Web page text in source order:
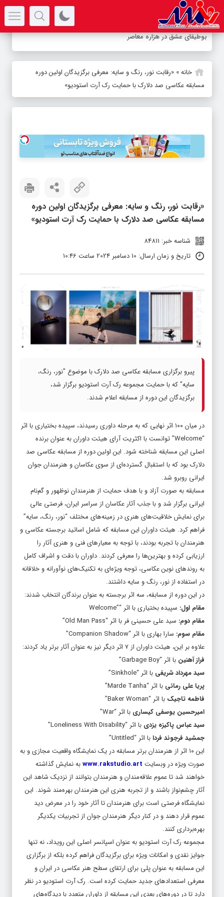
-
خانه» «رقابت نور، رنگ و سایه: معرفی برگزیدگان اولین دوره
مسابقه عکاسی صد دلارک با حمایت رک آرت استودیو»
«رقابت نور، رنگ و سایه: معرفی برگزیدگان اولین دوره
مسابقه عکاسی صد دلارک با حمایت رک آرت استودیو»
شناسه خبر: 84811
تاریخ و زمان ارسال: 10 دسامبر 2024 ساعت 10:46
پیرو برگزاری مسابقه عکاسی صد دلارک با موضوع "نور، رنگ،
سایه" که با حمایت مجموعه رک آرت استودیو برگزار شد،
برگزیدگان این دوره از مسابقه اعلام شدند.
در میان ۱۰۰ اثر نهایی که به مرحله داوری رسیدند، سپیده بختیاری با اثر
“Welcome” توانست با اکثریت آرای هیئت داوران به عنوان برنده
اصلی این مسابقه شناخته شود. این اولین دوره از مسابقه عکاسی صد
دلارک بود که با استقبال گسترده‌ای از سوی عکاسان و هنرمندان جوان
ایرانی روبرو شد.
مسابقه به صورت آزاد و با هدف حمایت از هنرمندان نوظهور و گم‌نام
ایرانی برگزار شد و با جذب آثار عکاسان از سراسر ایران، فرصتی عالی
برای نمایش خلاقیت‌های هنری در زمینه‌های مختلف “نور، رنگ، سایه”
فراهم کرد. هیئت داوران این مسابقه که شامل اساتید برجسته عکاسی و
هنرمندان با تجربه بودند، با توجه به معیارهای فنی و هنری آثار را
ارزیابی کرده و بهترین‌ها را معرفی کردند. داوران با دقت و اشراف کامل
به روندهای نوین عکاسی، توجه ویژه‌ای به تکنیک‌های نوآورانه و خلاقانه
در استفاده از نور، رنگ و سایه داشتند.
در این دوره از مسابقه، سه اثر برجسته به عنوان برندگان انتخاب شدند:
مقام اول: سپیده بختیاری با اثر “”Welcome
مقام دوم: سید علی حسینی فر با اثر “Old Man Pass”
مقام سوم: سارا بهاری با اثر “Companion Shadow”
علاوه بر این، هیئت داوران از ۷ اثر دیگر نیز به عنوان آثار برتر یاد کردند:
فراز آهنین با اثر “Garbage Boy”
سید مهرداد شریفی با اثر “Sinkhole”
پریا علی رمائی با اثر “Marde Tanha”
فاطمه تاجیک با اثر “Baker Woman”
امیرحسین یوسفی کیساری با اثر “War”
سید عباس پاکیزه یزدی با اثر “Loneliness With Disability”
جمشید فرجوند فردابا اثر “Untitled”
این ۱۰ اثر از هنرمندان برتر مسابقه در یک نمایشگاه واقعیت مجازی و به
صورت ویژه در وبسایت www.rakstudio.artبه نمایش گذاشته
خواهند شد تا عموم علاقه‌مندان و هنرمندان بتوانند از نزدیک شاهد این
آثار چشم‌نواز باشند و از تجربه هنری این هنرمندان بهره‌مند شوند. این
نمایشگاه فرصتی است برای هنرمندان تا آثار خود را در معرض دید
عموم قرار دهند و در کنار دیگر هنرمندان جوان از تجربیات یکدیگر
بهره‌برداری کنند.
مجموعه رک آرت استودیو به عنوان اسپانسر اصلی این رویداد، نه تنها
جوایز نقدی و امکانات ویژه برای برگزیدگان فراهم کرده بلکه از برگزاری
این مسابقه به عنوان پلی برای ارتقای سطح هنر عکاسی در ایران و
معرفی استعدادهای جدید حمایت کرده است. رک آرت استودیو در نظر
دارد تا در دوره‌های بعدی این مسابقه از داوران متعدد با دیدگاه‌های